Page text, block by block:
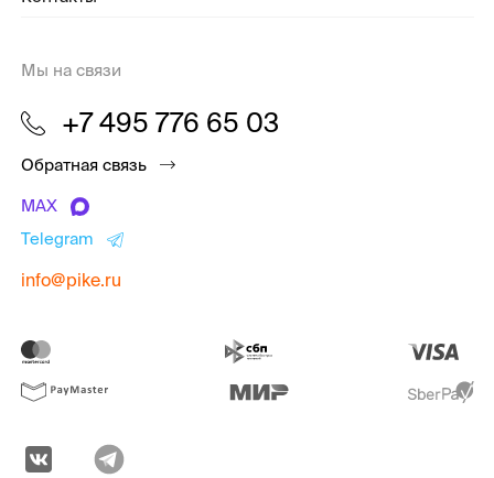
Мы на связи
+7 495 776 65 03
Обратная связь
MAX
Telegram
info@pike.ru